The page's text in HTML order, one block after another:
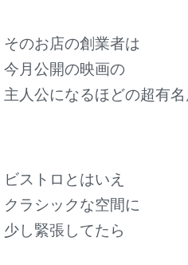
そのお店の創業者は
今月公開の映画の
主人公になるほどの超有
ビストロとはいえ
クラシックな空間に
少し緊張してたら